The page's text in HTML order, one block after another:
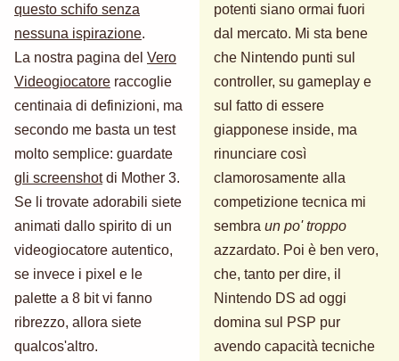
questo schifo senza
nessuna ispirazione.
La nostra pagina del Vero
Videogiocatore raccoglie
centinaia di definizioni, ma
secondo me basta un test
molto semplice: guardate
gli screenshotdi Mother 3.
Se li trovate adorabili siete
animati dallo spirito di un
videogiocatore autentico,
se invece i pixel e le
palette a 8 bit vi fanno
ribrezzo, allora siete
qualcos'altro.
potenti siano ormai fuori
dal mercato. Mi sta bene
che Nintendo punti sul
controller, su gameplay e
sul fatto di essere
giapponese inside, ma
rinunciare così
clamorosamente alla
competizione tecnica mi
sembra un po' troppo
azzardato. Poi è ben vero,
che, tanto per dire, il
Nintendo DS ad oggi
domina sul PSP pur
avendo capacità tecniche